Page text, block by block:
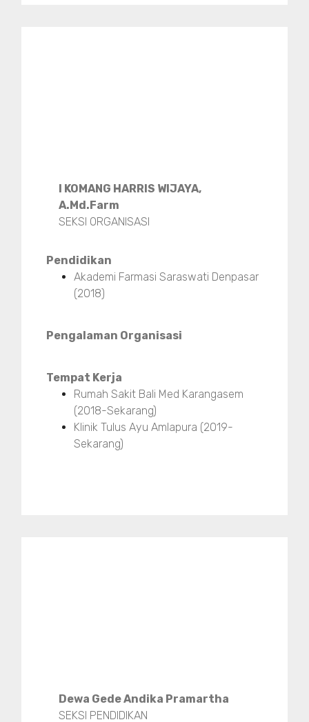
I KOMANG HARRIS WIJAYA,
A.Md.Farm
SEKSI ORGANISASI
Pendidikan
Akademi Farmasi Saraswati Denpasar
(2018)
Pengalaman Organisasi
Tempat Kerja
Rumah Sakit Bali Med Karangasem
(2018-Sekarang)
Klinik Tulus Ayu Amlapura (2019-
Sekarang)
Dewa Gede Andika Pramartha
SEKSI PENDIDIKAN